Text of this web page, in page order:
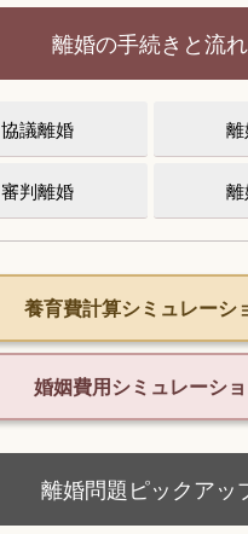
離婚の手続きと流れ
協議離婚
審判離婚
養育費計算シミュレーシ
婚姻費用シミュレーシ
離婚問題ピックアッ